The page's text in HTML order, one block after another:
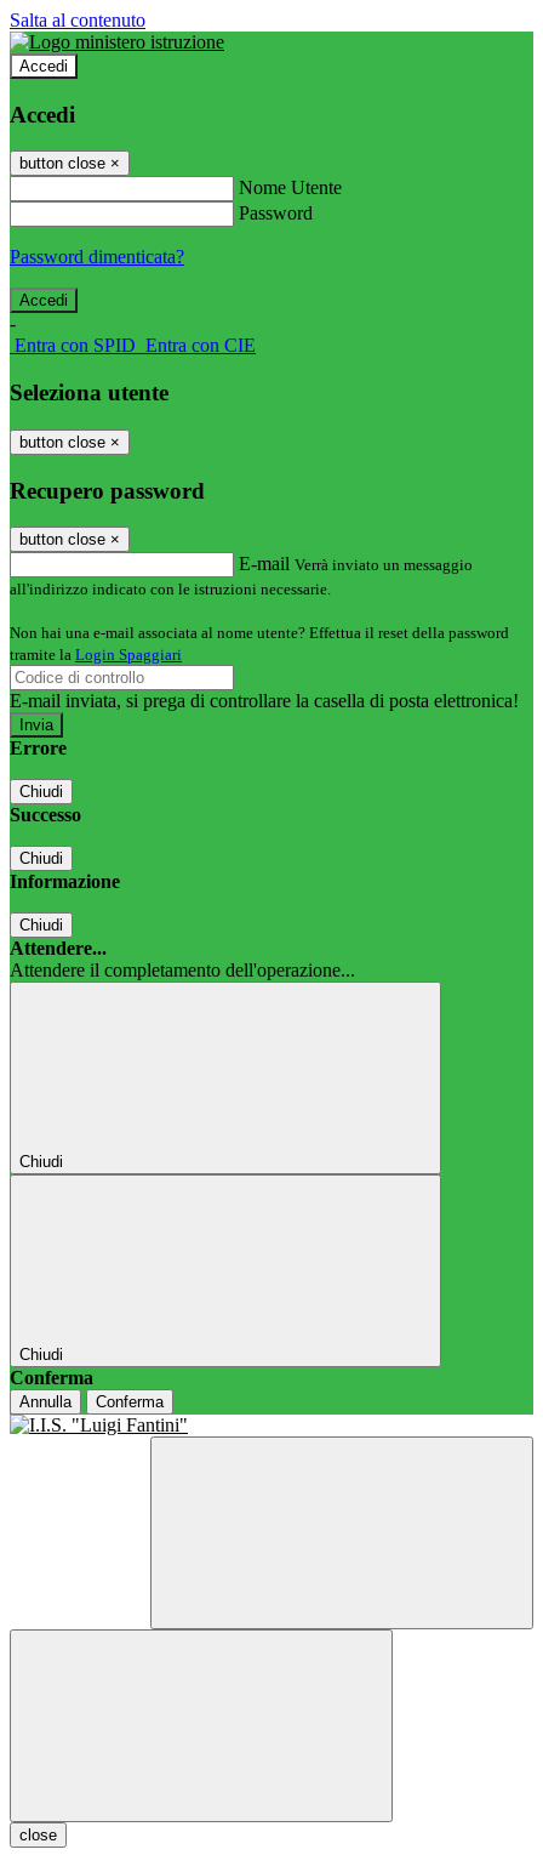
Salta al contenuto
Accedi
Accedi
button close ×
Nome Utente
Password
Password dimenticata?
-
Entra con SPID Entra con CIE
Seleziona utente
button close ×
Recupero password
button close ×
E-mail Verrà inviato un messaggio
all'indirizzo indicato con le istruzioni necessarie.
Non hai una e-mail associata al nome utente? Effettua il reset della password
tramite la Login Spaggiari
E-mail inviata, si prega di controllare la casella di posta elettronica!
Errore
Chiudi
Successo
Chiudi
Informazione
Chiudi
Attendere...
Attendere il completamento dell'operazione...
Chiudi
Chiudi
Conferma
Annulla Conferma
close